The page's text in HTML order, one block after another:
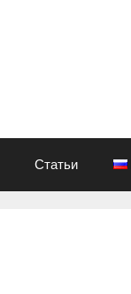
Статьи